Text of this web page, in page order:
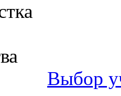
Выбор